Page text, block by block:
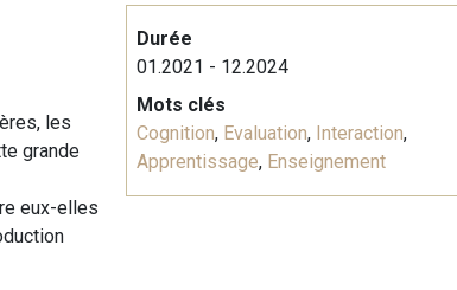
les
grande
eux-elles
Durée
01.2021 - 12.2024
Mots clés
Cognition, Evaluation, Interaction,
Apprentissage, Enseignement